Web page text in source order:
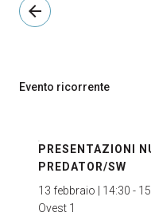
arrow_back
Evento ricorrente
PRESENTAZIONI
PREDATOR/SW
13 febbraio | 14:30 -
Ovest 1